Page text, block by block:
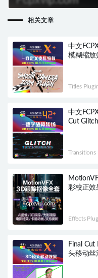
数字距离标注
相关文章
中文
模糊缩放
Titles
中文
Cut
Transitions
彩校正效
2/
Effects
Final Cut
头移动丝